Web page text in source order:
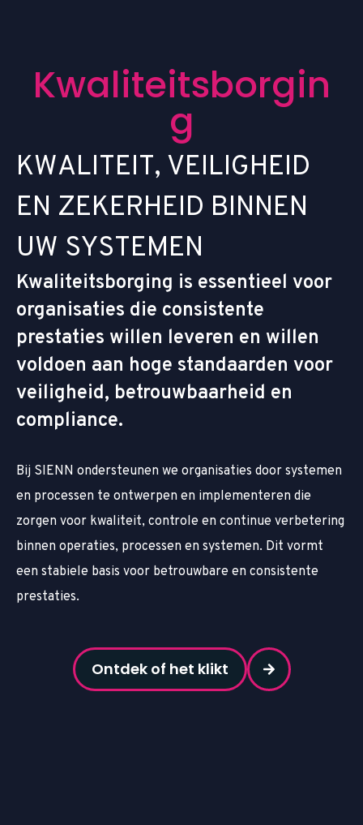
Kwaliteitsborgin
g
KWALITEIT, VEILIGHEID
EN ZEKERHEID BINNEN
UW SYSTEMEN
Kwaliteitsborging is essentieel voor
organisaties die consistente
prestaties willen leveren en willen
voldoen aan hoge standaarden voor
veiligheid, betrouwbaarheid en
compliance.
Bij SIENN ondersteunen we organisaties door systemen
en processen te ontwerpen en implementeren die
zorgen voor kwaliteit, controle en continue verbetering
binnen operaties, processen en systemen. Dit vormt
een stabiele basis voor betrouwbare en consistente
prestaties.
Ontdek of het klikt